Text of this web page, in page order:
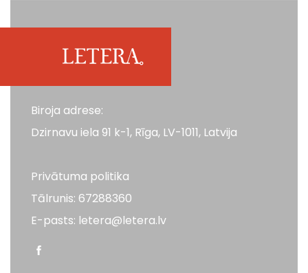
Biroja adrese:
Dzirnavu iela 91 k-1, Rīga, LV-1011, Latvija
Privātuma politika
Tālrunis: 67288360
E-pasts: letera@letera.lv